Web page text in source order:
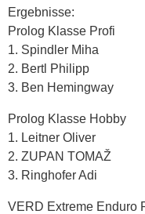
Ergebnisse:
Prolog Klasse Profi
1. Spindler Miha
2. Bertl Philipp
3. Ben Hemingway
Prolog Klasse Hobby
1. Leitner Oliver
2. ZUPAN TOMAŽ
3. Ringhofer Adi
VERD Extreme Enduro